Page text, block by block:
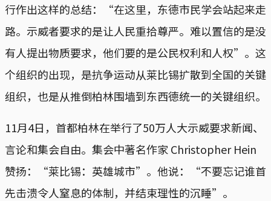
行作出这样的总结：“在这里，东德市民学会站起来走
路。示威者要求的是让人民重拾尊严。难以置信的是没
有人提出物质要求，他们要的是公民权利和人权”。这
个组织的出现，是抗争运动从莱比锡扩散到全国的关键
组织，也是从推倒柏林围墙到东西德统一的关键组织。
11月4日，首都柏林在举行了50万人大示威要求新闻、
言论和集会自由。集会中著名作家 Christopher Hein
赞扬：“莱比锡：英雄城市”。他说：“不要忘记谁首
先击溃令人窒息的体制，并结束理性的沉睡”。